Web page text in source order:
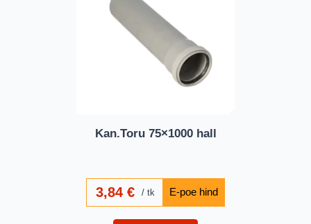
Kan.Toru 75×1000 hall
3,84€ tk